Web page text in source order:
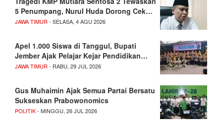
5 Penumpang, Nurul Huda Dorong Cek…
JAWA TIMUR - SELASA, 4 AGU 2026
Apel 1.000 Siswa di Tanggul, Bupati
Jember Ajak Pelajar Kejar Pendidikan…
JAWA TIMUR - RABU, 29 JUL 2026
Gus Muhaimin Ajak Semua Partai Bersatu
Sukseskan Prabowonomics
POLITIK- MINGGU, 26 JUL 2026